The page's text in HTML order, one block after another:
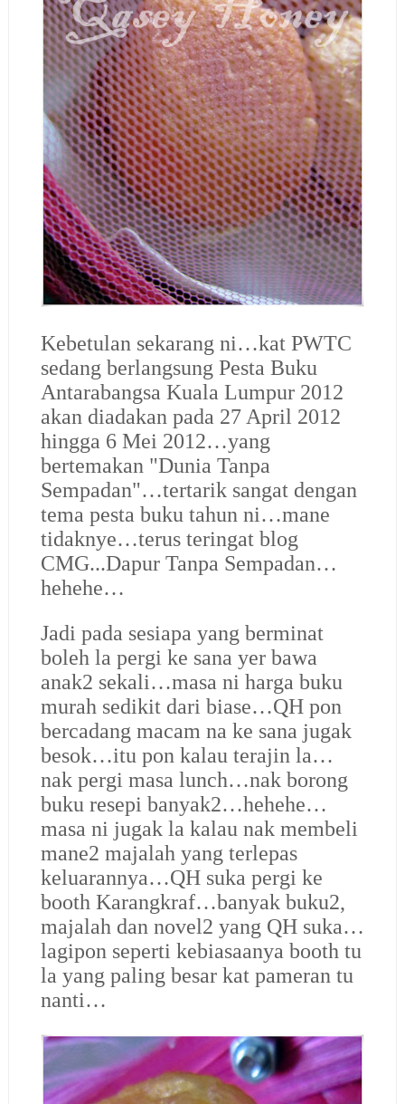
Kebetulan sekarang ni…kat PWTC
sedang berlangsung Pesta Buku
Antarabangsa Kuala Lumpur 2012
akan diadakan pada 27 April 2012
hingga 6 Mei 2012…yang
bertemakan "Dunia Tanpa
Sempadan"…tertarik sangat dengan
tema pesta buku tahun ni…mane
tidaknye…terus teringat blog
CMG...Dapur Tanpa Sempadan…
hehehe…
Jadi pada sesiapa yang berminat
boleh la pergi ke sana yer bawa
anak2 sekali…masa ni harga buku
murah sedikit dari biase…QH pon
bercadang macam na ke sana jugak
besok…itu pon kalau terajin la…
nak pergi masa lunch…nak borong
buku resepi banyak2…hehehe…
masa ni jugak la kalau nak membeli
mane2 majalah yang terlepas
keluarannya…QH suka pergi ke
booth Karangkraf…banyak buku2,
majalah dan novel2 yang QH suka…
lagipon seperti kebiasaanya booth tu
la yang paling besar kat pameran tu
nanti…